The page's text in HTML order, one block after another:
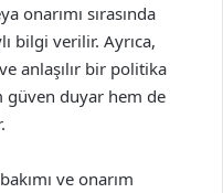
onarımı sırasında
bilgi verilir. Ayrıca,
anlaşılır bir politika
güven duyar hem de
ve onarım